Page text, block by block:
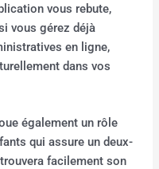
vous rebute,
vous gérez déjà
en ligne,
dans vos
également un rôle
qui assure un deux-
facilement son